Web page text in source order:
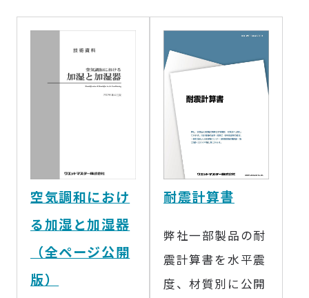
空気調和におけ
る加湿と加湿器
（全ページ公開
版）
耐震計算書
弊社一部製品の耐
震計算書を水平震
度、材質別に公開